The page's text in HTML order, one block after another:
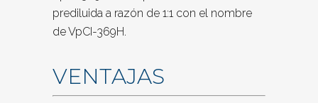
prediluida a razón de 1:1 con el nombre
de VpCI-369H.
VENTAJAS